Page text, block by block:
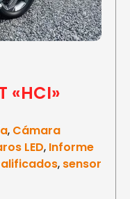
«HCI»
, Cámara
LED, Informe
, sensor